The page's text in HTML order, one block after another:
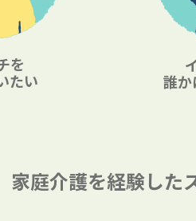
を
たい
誰か
家庭介護を経験した